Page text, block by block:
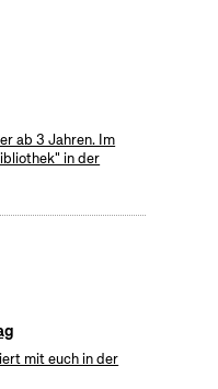
ab 3 Jahren. Im
in der
mit euch in der